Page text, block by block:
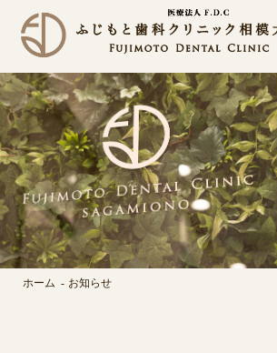
ホーム お知らせ